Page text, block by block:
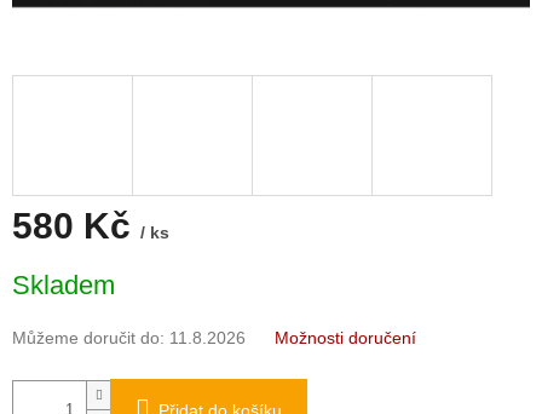
580 Kč / ks
cena:
Skladem
Můžeme doručit do: 11.8.2026 Možnosti doručení